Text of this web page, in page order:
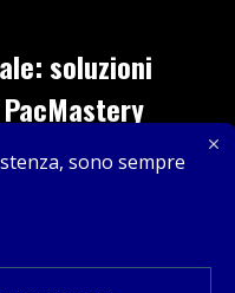
soluzioni
che ogni settore
Per risolvere questo
macchine
sono sempre